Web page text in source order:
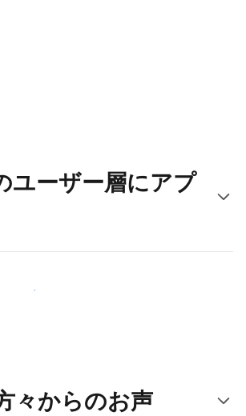
ユーザー層にアプ
層に今すぐアプローチする
々からのお声